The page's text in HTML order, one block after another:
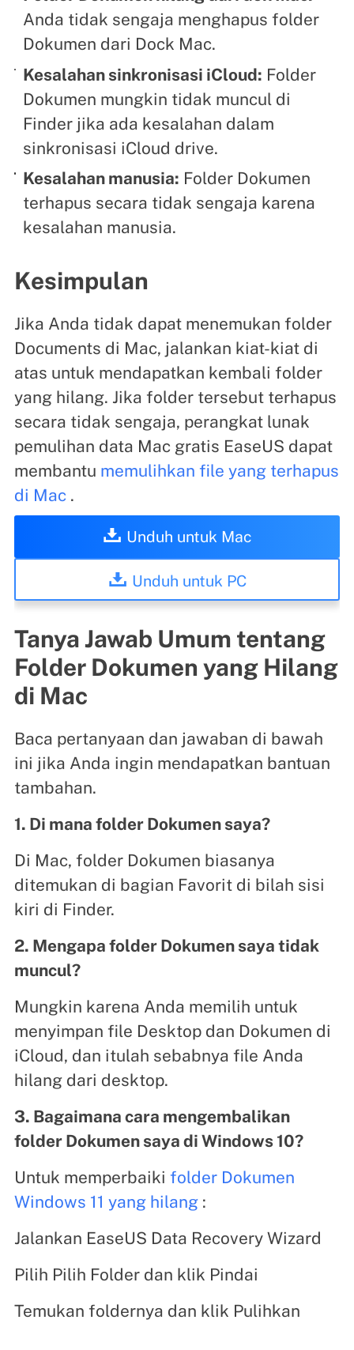
Anda tidak sengaja menghapus folder
Dokumen dari Dock Mac.
Kesalahan sinkronisasi iCloud: Folder
Dokumen mungkin tidak muncul di
Finder jika ada kesalahan dalam
sinkronisasi iCloud drive.
Kesalahan manusia: Folder Dokumen
terhapus secara tidak sengaja karena
kesalahan manusia.
Kesimpulan
Jika Anda tidak dapat menemukan folder
Documents di Mac, jalankan kiat-kiat di
atas untuk mendapatkan kembali folder
yang hilang. Jika folder tersebut terhapus
secara tidak sengaja, perangkat lunak
pemulihan data Mac gratis EaseUS dapat
membantu memulihkan file yang terhapus
di Mac.
Unduh untuk Mac
Unduh untuk PC
Tanya Jawab Umum tentang
Folder Dokumen yang Hilang
di Mac
Baca pertanyaan dan jawaban di bawah
ini jika Anda ingin mendapatkan bantuan
tambahan.
1. Di mana folder Dokumen saya?
Di Mac, folder Dokumen biasanya
ditemukan di bagian Favorit di bilah sisi
kiri di Finder.
2. Mengapa folder Dokumen saya tidak
muncul?
Mungkin karena Anda memilih untuk
menyimpan file Desktop dan Dokumen di
iCloud, dan itulah sebabnya file Anda
hilang dari desktop.
3. Bagaimana cara mengembalikan
folder Dokumen saya di Windows 10?
Untuk memperbaiki folder Dokumen
Windows 11 yang hilang:
Jalankan EaseUS Data Recovery Wizard
Pilih Pilih Folder dan klik Pindai
Temukan foldernya dan klik Pulihkan